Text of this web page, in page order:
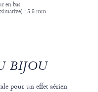
en bas
: 5.5 mm
BIJOU
pour un effet aérien